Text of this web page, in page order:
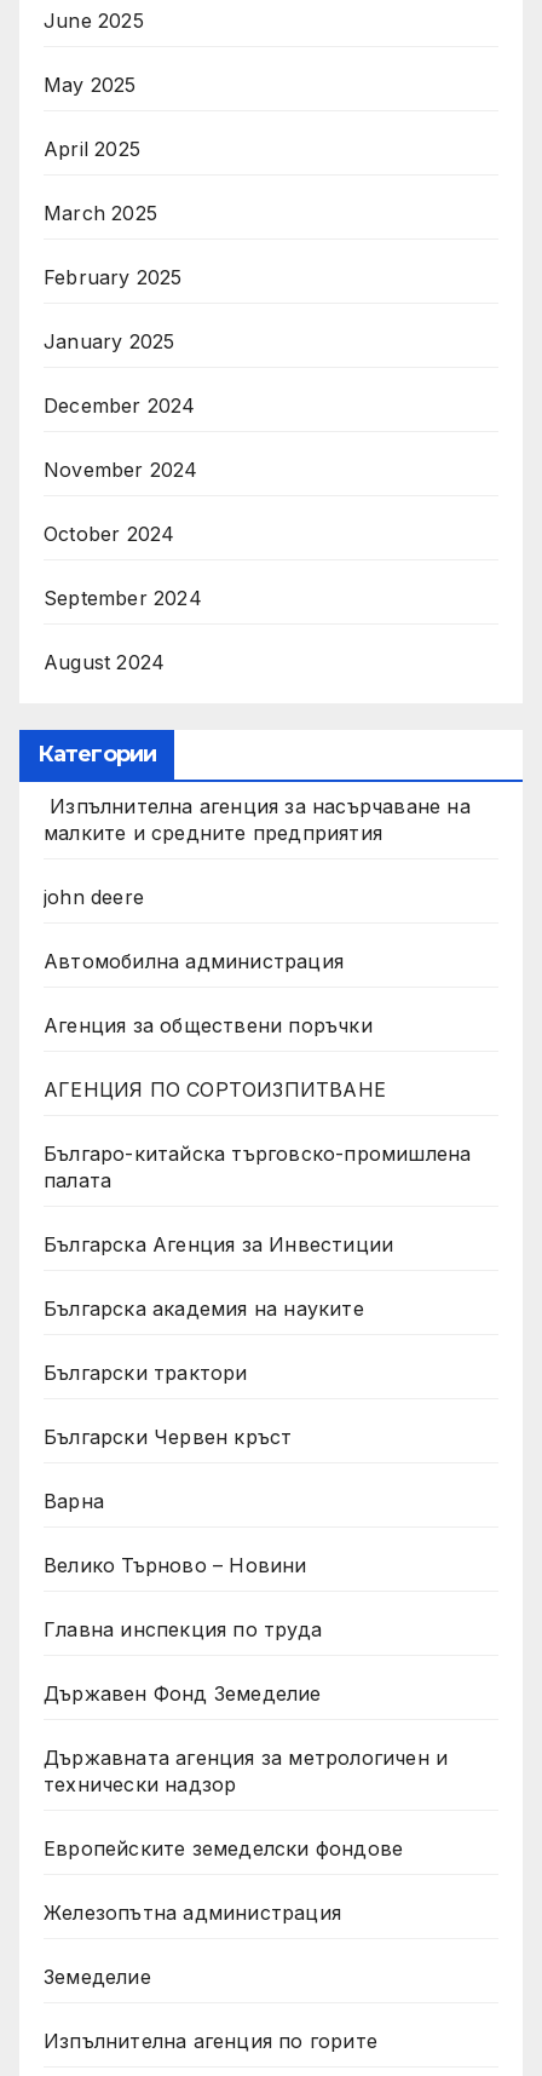
June 2025
May 2025
April 2025
March 2025
February 2025
January 2025
December 2024
November 2024
October 2024
September 2024
August 2024
Категории
Изпълнителна агенция за насърчаване на
малките и средните предприятия
john deere
Автомобилна администрация
Агенция за обществени поръчки
АГЕНЦИЯ ПО СОРТОИЗПИТВАНЕ
Българо-китайска търговско-промишлена
палата
Българска Агенция за Инвестиции
Българска академия на науките
Български трактори
Български Червен кръст
Варна
Велико Търново – Новини
Главна инспекция по труда
Държавен Фонд Земеделие
Държавната агенция за метрологичен и
технически надзор
Европейските земеделски фондове
Железопътна администрация
Земеделие
Изпълнителна агенция по горите